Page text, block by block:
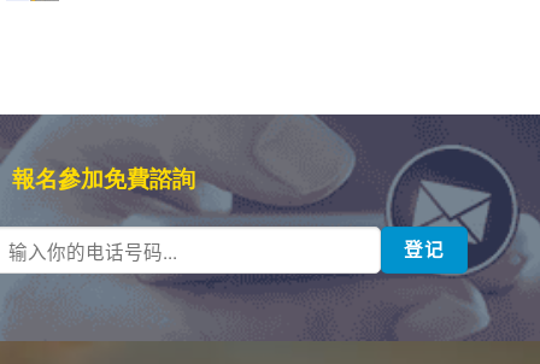
客健康與美容的各項需求。
飯店內高級餐廳由專業廚師團隊掌廚，提供從亞洲到歐洲的
精緻料理。
優雅的酒廊與酒吧空間，是品嚐雞尾酒、咖啡並欣賞海灣夕
陽的絕佳去處。飯店亦設有會議室、兒童遊樂區與花園，全
面滿足旅客的休閒、商務與家庭需求。